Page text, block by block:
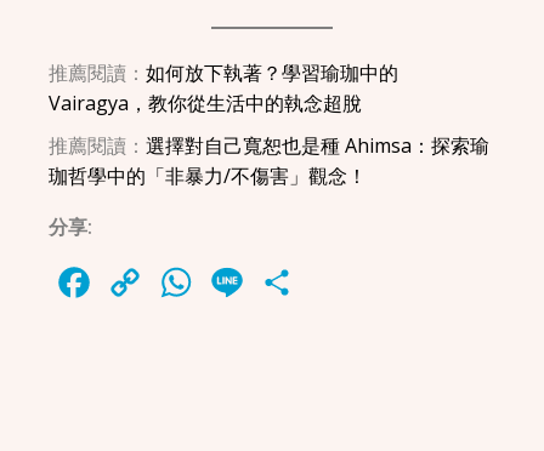
推薦閱讀：如何放下執著？學習瑜珈中的
Vairagya，教你從生活中的執念超脫
推薦閱讀：選擇對自己寬恕也是種 Ahimsa：探索瑜
珈哲學中的「非暴力/不傷害」觀念！
分享:
Facebook
Copy
WhatsApp
Line